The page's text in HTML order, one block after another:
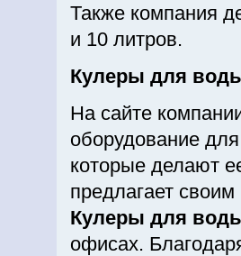
Также компания
и 10 литров.
Кулеры для
На сайте
оборудование
которые делают
предлагает
Кулеры для
офисах.